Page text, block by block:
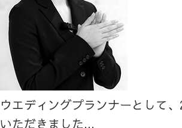
ウエディングプランナーとして
いただきました...